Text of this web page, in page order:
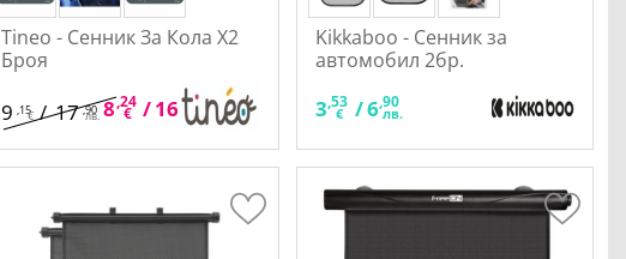
Tineo - Сенник За Кола Х2
Броя
9 ,15€ /17 ,90
лв. 8,24
€ /16,11
лв.
Kikkaboo - Сенник за
автомобил 2бр.
3,53
€ /6,90
лв.